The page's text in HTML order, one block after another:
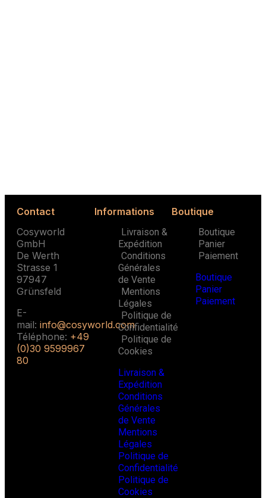
Contact
Cosyworld
GmbH
De Werth
Strasse 1
97947
Grünsfeld
E-
mail: info@cosyworld.com
Téléphone: +49
(0)30 9599967
80
Informations
Livraison &
Expédition
Conditions
Générales
de Vente
Mentions
Légales
Politique de
Confidentialité
Politique de
Cookies
Livraison &
Expédition
Conditions
Générales
de Vente
Mentions
Légales
Politique de
Confidentialité
Politique de
Cookies
Boutique
Boutique
Panier
Paiement
Boutique
Panier
Paiement